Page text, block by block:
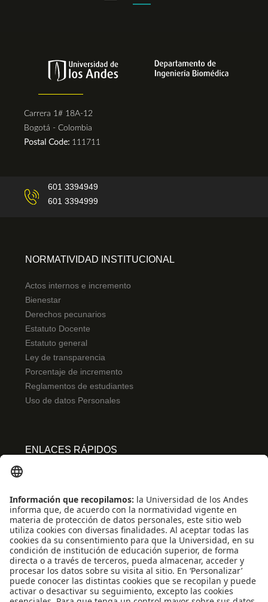
Carrera 1# 18A-12
Bogotá - Colombia
Postal Code: 111711
601 3394949
601 3394999
NORMATIVIDAD INSTITUCIONAL
Actos internos e incremento
Bienestar
Derechos pecunarios
Estatuto Docente
Estatuto general
Ley de transparencia
Porcentaje de incremento
Reglamentos de estudiantes
Uso de datos Personales
ENLACES RÁPIDOS
Convivencia y transparencia
Emergencias: Extensión 0000
Eventos destacados
Mapa del Sitio
Multimedia
Noticias
Preguntas frecuentes